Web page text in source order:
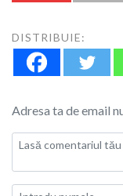
DISTRIBUIE:
Adresa ta de email